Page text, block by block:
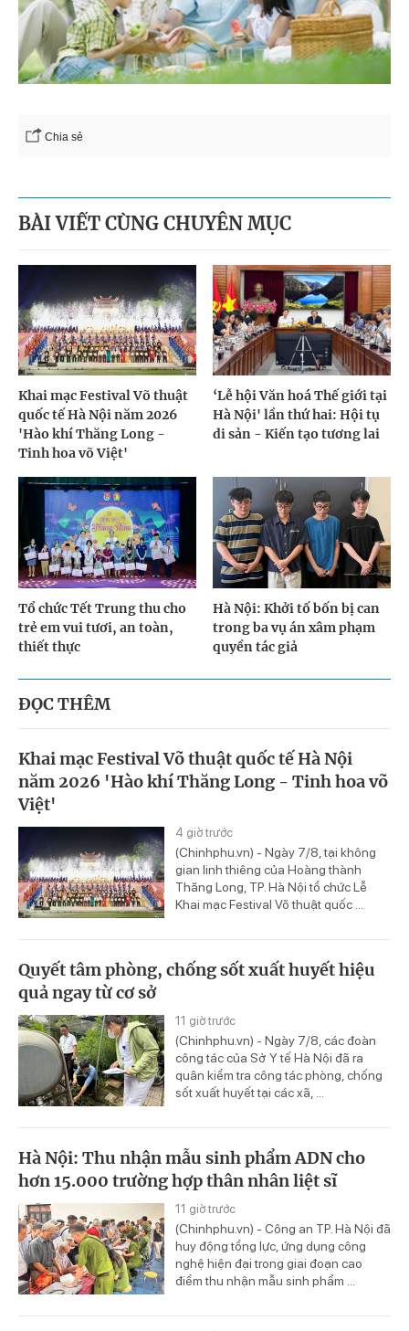
Chia sẻ
BÀI VIẾT CÙNG CHUYÊN MỤC
Khai mạc Festival Võ thuật
quốc tế Hà Nội năm 2026
'Hào khí Thăng Long -
Tinh hoa võ Việt'
‘Lễ hội Văn hoá Thế giới tại
Hà Nội' lần thứ hai: Hội tụ
di sản - Kiến tạo tương lai
Tổ chức Tết Trung thu cho
trẻ em vui tươi, an toàn,
thiết thực
Hà Nội: Khởi tố bốn bị can
trong ba vụ án xâm phạm
quyền tác giả
ĐỌC THÊM
Khai mạc Festival Võ thuật quốc tế Hà Nội
năm 2026 'Hào khí Thăng Long - Tinh hoa võ
Việt'
4 giờ trước
(Chinhphu.vn) - Ngày 7/8, tại không
gian linh thiêng của Hoàng thành
Thăng Long, TP. Hà Nội tổ chức Lễ
Khai mạc Festival Võ thuật quốc ...
Quyết tâm phòng, chống sốt xuất huyết hiệu
quả ngay từ cơ sở
11 giờ trước
(Chinhphu.vn) - Ngày 7/8, các đoàn
công tác của Sở Y tế Hà Nội đã ra
quân kiểm tra công tác phòng, chống
sốt xuất huyết tại các xã, ...
Hà Nội: Thu nhận mẫu sinh phẩm ADN cho
hơn 15.000 trường hợp thân nhân liệt sĩ
11 giờ trước
(Chinhphu.vn) - Công an TP. Hà Nội đã
huy động tổng lực, ứng dụng công
nghệ hiện đại trong giai đoạn cao
điểm thu nhận mẫu sinh phẩm ...